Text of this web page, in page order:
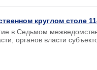
круглом столе
в Седьмом
органов власти